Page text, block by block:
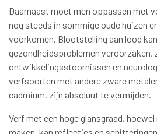
Daarnaast moet men oppassen met
nog steeds in sommige oude huizen
voorkomen. Blootstelling aan lood
gezondheidsproblemen veroorzaken,
ontwikkelingsstoornissen en
verfsoorten met andere zware
cadmium, zijn absoluut te vermijden.
Verf met een hoge glansgraad,